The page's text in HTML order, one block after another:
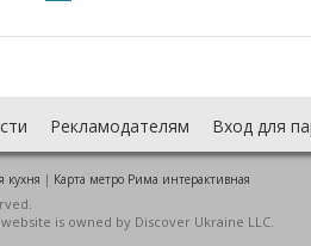
Рекламодателям Вход для
кухня | Карта метро Рима интерактивная
is owned by Discover Ukraine LLC.